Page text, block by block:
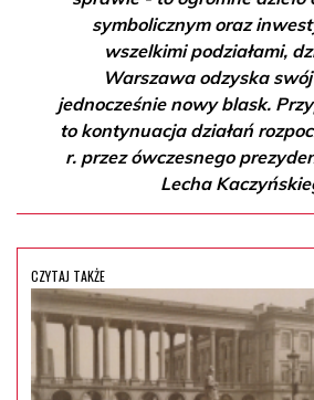
symbolicznym oraz
wszelkimi podziałami,
Warszawa odzyska
jednocześnie nowy blask.
to kontynuacja działań
r. przez ówczesnego
Lecha
CZYTAJ TAKŻE